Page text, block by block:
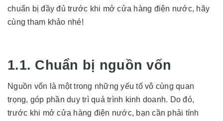
chuẩn bị đầy đủ trước khi mở cửa hàng điện nước, hãy
cùng tham khảo nhé!
1.1. Chuẩn bị nguồn vốn
Nguồn vốn là một trong những yếu tố vô cùng quan
trọng, góp phần duy trì quá trình kinh doanh. Do đó,
trước khi mở cửa hàng điện nước, bạn cần phải tính